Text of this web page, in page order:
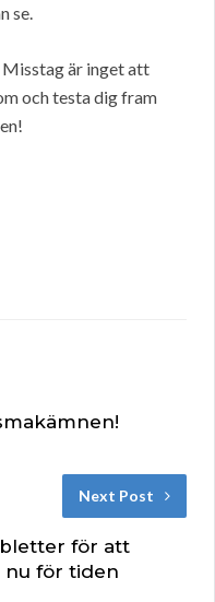
se.
Misstag är inget att
och testa dig fram
Next Post
för att
nu för tiden